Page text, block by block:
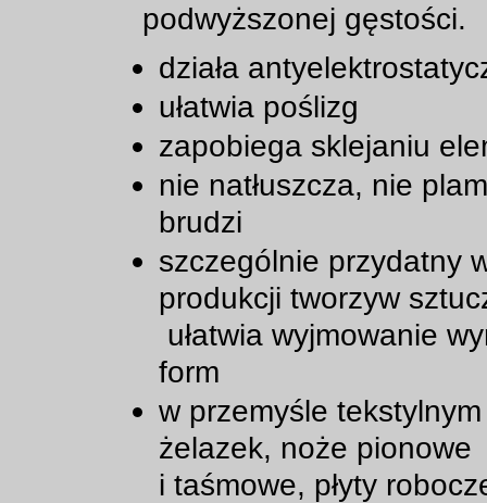
podwyższonej gęstości.
działa
ułatwia poślizg
zapobiega sklejaniu
nie natłuszcza, nie
brudzi
szczególnie przydatny
produkcji tworzyw
ułatwia wyjmowanie
form
w przemyśle
żelazek, noże pionowe
i taśmowe, płyty